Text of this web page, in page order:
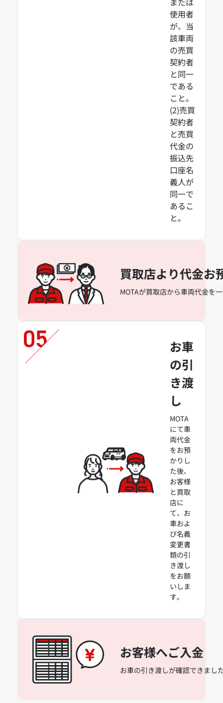
使用者
が、当
該車両
の売買
契約者
と同一
である
こと。
(2)売買
契約者
と売買
代金の
振込先
口座名
義人が
同一で
あるこ
と。
買取店より代金お
MOTAが買取店から車両代金を
お車
の引
き渡
し
MOTA
にて車
両代金
をお預
かりし
た後、
お客様
と買取
店に
て、お
車およ
び名義
変更書
類の引
き渡し
をお願
いしま
す。
お客様へご入金
お車の引き渡しが確認できまし